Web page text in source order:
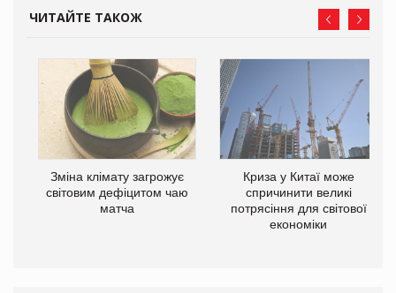
ЧИТАЙТЕ ТАКОЖ
Зміна клімату загрожує
світовим дефіцитом чаю
матча
Криза у Китаї може
спричинити великі
потрясіння для світової
економіки